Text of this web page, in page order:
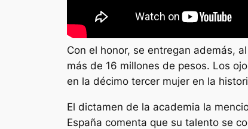
Con el honor, se entregan además,
más de 16 millones de pesos. Los
en la décimo tercer mujer en la
El dictamen de la academia la
España comenta que su talento se